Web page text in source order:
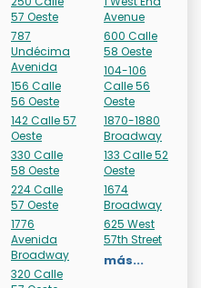
57 Oeste
787
Undécima
Avenida
156 Calle
56 Oeste
142 Calle 57
Oeste
330 Calle
58 Oeste
224 Calle
57 Oeste
1776
Avenida
Broadway
320 Calle
Avenue
600 Calle
58 Oeste
104-106
Calle 56
Oeste
1870-1880
Broadway
133 Calle 52
Oeste
1674
Broadway
625 West
57th Street
más...